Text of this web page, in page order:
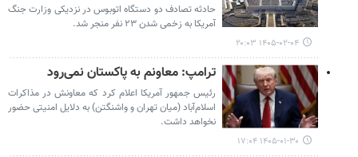
حادثه تصادف دو دستگاه اتوبوس در نزدیکی وزارت جنگ
آمریکا به زخمی شدن ۲۳ نفر منجر شد.
۱۴۰۵-۰۲-۰۴ ۲۰:۰۳
ترامپ: معاونم به پاکستان نمی‌رود
رئیس جمهور آمریکا اعلام کرد که معاونش در مذاکرات
اسلام‌آباد (میان تهران و واشنگتن) به دلایل امنیتی حضور
نخواهد داشت.
۱۴۰۵-۰۱-۳۰ ۱۷:۰۴